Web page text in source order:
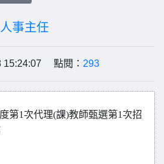
人事主任
15:24:07 點閱： 293
第1次代理(課)教師甄選第1次招